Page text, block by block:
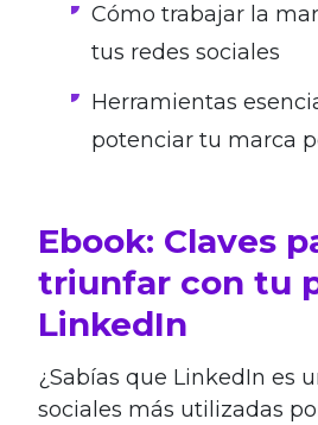
Cómo trabajar la
tus redes sociales
Herramientas
potenciar tu marca
Ebook: Claves
triunfar con tu
LinkedIn
¿Sabías que LinkedIn es
sociales más utilizadas